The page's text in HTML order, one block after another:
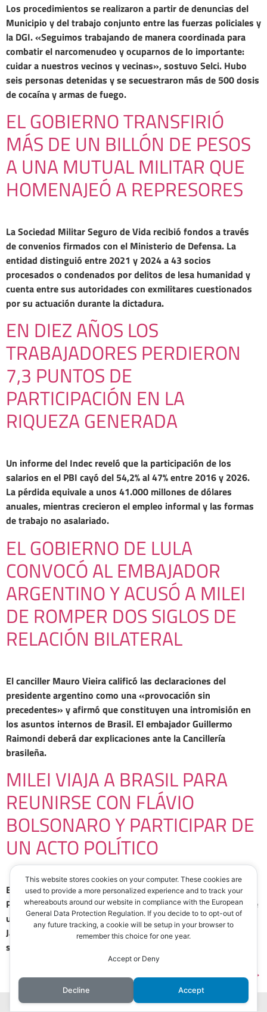
Los procedimientos se realizaron a partir de denuncias del
Municipio y del trabajo conjunto entre las fuerzas policiales y
la DGI. «Seguimos trabajando de manera coordinada para
combatir el narcomenudeo y ocuparnos de lo importante:
cuidar a nuestros vecinos y vecinas», sostuvo Selci. Hubo
seis personas detenidas y se secuestraron más de 500 dosis
de cocaína y armas de fuego.
EL GOBIERNO TRANSFIRIÓ
MÁS DE UN BILLÓN DE PESOS
A UNA MUTUAL MILITAR QUE
HOMENAJEÓ A REPRESORES
La Sociedad Militar Seguro de Vida recibió fondos a través
de convenios firmados con el Ministerio de Defensa. La
entidad distinguió entre 2021 y 2024 a 43 socios
procesados o condenados por delitos de lesa humanidad y
cuenta entre sus autoridades con exmilitares cuestionados
por su actuación durante la dictadura.
EN DIEZ AÑOS LOS
TRABAJADORES PERDIERON
7,3 PUNTOS DE
PARTICIPACIÓN EN LA
RIQUEZA GENERADA
Un informe del Indec reveló que la participación de los
salarios en el PBI cayó del 54,2% al 47% entre 2016 y 2026.
La pérdida equivale a unos 41.000 millones de dólares
anuales, mientras crecieron el empleo informal y las formas
de trabajo no asalariado.
EL GOBIERNO DE LULA
CONVOCÓ AL EMBAJADOR
ARGENTINO Y ACUSÓ A MILEI
DE ROMPER DOS SIGLOS DE
RELACIÓN BILATERAL
El canciller Mauro Vieira calificó las declaraciones del
presidente argentino como una «provocación sin
precedentes» y afirmó que constituyen una intromisión en
los asuntos internos de Brasil. El embajador Guillermo
Raimondi deberá dar explicaciones ante la Cancillería
brasileña.
MILEI VIAJA A BRASIL PARA
REUNIRSE CON FLÁVIO
BOLSONARO Y PARTICIPAR DE
UN ACTO POLÍTICO
El presidente desarrollará este viernes una agenda en San
Pablo, donde también recibirá una distinción y participará de
una convención del Partido Liberal. No podrá reunirse con
Jair Bolsonaro por las restricciones judiciales que pesan
sobre el exmandatario.
→
This website stores cookies on your computer. These cookies are
used to provide a more personalized experience and to track your
whereabouts around our website in compliance with the European
General Data Protection Regulation. If you decide to to opt-out of
any future tracking, a cookie will be setup in your browser to
remember this choice for one year.
Accept or Deny
Decline Accept